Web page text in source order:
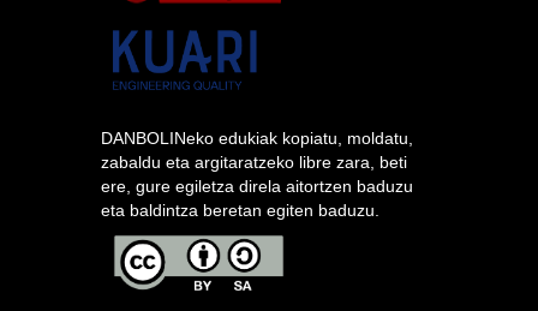
DANBOLINeko edukiak kopiatu, moldatu,
zabaldu eta argitaratzeko libre zara, beti
ere, gure egiletza direla aitortzen baduzu
eta baldintza beretan egiten baduzu.